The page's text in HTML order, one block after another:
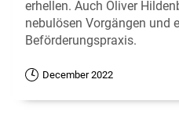
erhellen. Auch Oliver
nebulösen Vorgängen und
Beförderungspraxis.
December 2022